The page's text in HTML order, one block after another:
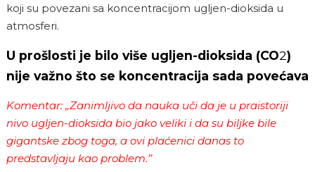
koji su povezani sa koncentracijom ugljen-dioksida u
atmosferi.
U prošlosti je bilo više ugljen-dioksida (CO2)
nije važno što se koncentracija sada povećava
Komentar: „Zanimljivo da nauka uči da je u praistoriji
nivo ugljen-dioksida bio jako veliki i da su biljke bile
gigantske zbog toga, a ovi plaćenici danas to
predstavljaju kao problem.’’